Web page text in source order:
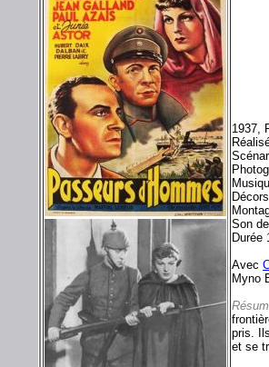
1937,
Son
Durée
Avec
Myno
pris.
et se